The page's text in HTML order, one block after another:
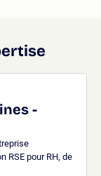
-
RSE pour RH, de